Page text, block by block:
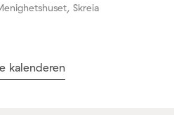
Skreia
kalenderen